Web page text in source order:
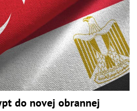
do novej obrannej